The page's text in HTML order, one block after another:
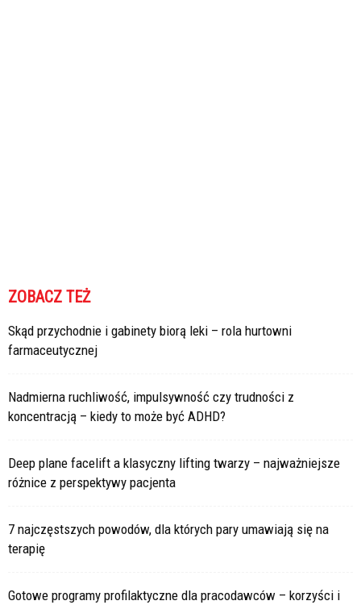
ZOBACZ TEŻ
Skąd przychodnie i gabinety biorą leki – rola hurtowni
farmaceutycznej
Nadmierna ruchliwość, impulsywność czy trudności z
koncentracją – kiedy to może być ADHD?
Deep plane facelift a klasyczny lifting twarzy – najważniejsze
różnice z perspektywy pacjenta
7 najczęstszych powodów, dla których pary umawiają się na
terapię
Gotowe programy profilaktyczne dla pracodawców – korzyści i